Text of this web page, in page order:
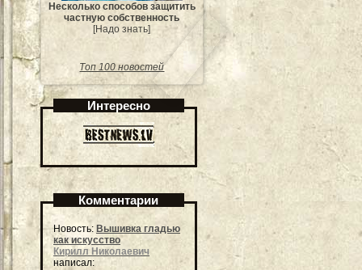
Несколько способов защитить
частную собственность
[Надо знать]
Топ 100 новостей
Интересно
Комментарии
Новость: Вышивка гладью
как искусство
Кирилл Николаевич
написал: